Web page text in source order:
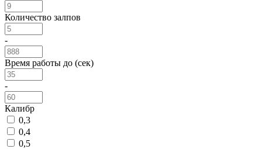
Количество залпов
-
Время работы до (сек)
-
Калибр
0,3
0,4
0,5